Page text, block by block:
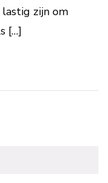
zijn om
[…]